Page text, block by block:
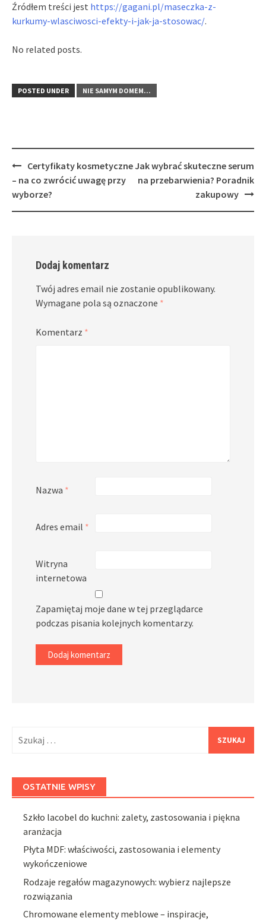
Źródłem treści jest https://gagani.pl/maseczka-z-
kurkumy-wlasciwosci-efekty-i-jak-ja-stosowac/.
No related posts.
POSTED UNDER NIE SAMYM DOMEM...
Post
navigation
Certyfikaty kosmetyczne
– na co zwrócić uwagę przy
wyborze?
Jak wybrać skuteczne serum
na przebarwienia? Poradnik
zakupowy
Dodaj komentarz
Twój adres email nie zostanie opublikowany.
Wymagane pola są oznaczone *
Komentarz *
Nazwa *
Adres email *
Witryna
internetowa
Zapamiętaj moje dane w tej przeglądarce
podczas pisania kolejnych komentarzy.
OSTATNIE WPISY
Szkło lacobel do kuchni: zalety, zastosowania i piękna
aranżacja
Płyta MDF: właściwości, zastosowania i elementy
wykończeniowe
Rodzaje regałów magazynowych: wybierz najlepsze
rozwiązania
Chromowane elementy meblowe – inspiracje,